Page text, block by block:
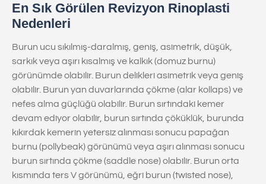
En Sık Görülen Revizyon Rinoplasti
Nedenleri
Burun ucu sıkılmış-daralmış, geniş, asimetrik, düşük,
sarkık veya aşırı kısalmış ve kalkık (domuz burnu)
görünümde olabilir. Burun delikleri asimetrik veya geniş
olabilir. Burun yan duvarlarında çökme (alar kollaps) ve
nefes alma güçlüğü olabilir. Burun sırtındaki kemer
devam ediyor olabilir, burun sırtında çöküklük, burunda
kıkırdak kemerin yetersiz alınması sonucu papağan
burnu (pollybeak) görünümü veya aşırı alınması sonucu
burun sırtında çökme (saddle nose) olabilir. Burun orta
kısmında ters V görünümü, eğri burun (twisted nose),